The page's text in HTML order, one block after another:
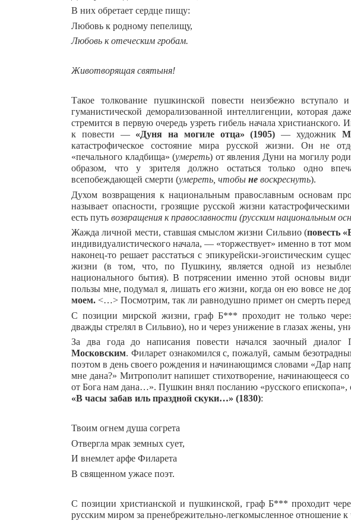
В них обретает сердце пищу:
Любовь к родному пепелищу,
Любовь к отеческим гробам.
Животворящая святыня!
Такое толкование пушкинской повести неизбежно вступало
гуманистической деморализованной интеллигенции, которая
стремится в первую очередь узреть гибель начала
к повести — «Дуня на могиле отца» (1905) — художник
катастрофическое состояние мира русской жизни. Он не
«печального кладбища» (умереть) от явления Дуни на могилу
образом, что у зрителя должно остаться только одно
всепобеждающей смерти (умереть, чтобы не воскреснуть).
Духом возвращения к национальным православным основам
называет опасности, грозящие русской жизни
есть путь возвращения к православности (русским национальным
Жажда личной мести, ставшая смыслом жизни Сильвио (повесть
индивидуалистического начала, — «торжествует» именно в тот
наконец-то решает расстаться с эпикурейски-эгоистическим
жизни (в том, что, по Пушкину, является одной из
национального бытия). В потрясении именно этой основы
пользы мне, подумал я, лишать его жизни, когда он ею вовсе не
моем. <…> Посмотрим, так ли равнодушно примет он смерть перед
С позиции мирской жизни, граф Б*** проходит не только
дважды стрелял в Сильвио), но и через унижение в глазах жены,
За два года до написания повести начался заочный
Московским. Филарет ознакомился с, пожалуй, самым
поэтом в день своего рождения и начинающимся словами «Дар
мне дана?» Митрополит напишет стихотворение, начинающееся
от Бога нам дана…». Пушкин внял посланию «русского епископа»,
«В часы забав иль праздной скуки…» (1830):
Твоим огнем душа согрета
Отвергла мрак земных сует,
И внемлет арфе Филарета
В священном ужасе поэт.
С позиции христианской и пушкинской, граф Б*** проходит
русским миром за пренебрежительно-легкомысленное отношение